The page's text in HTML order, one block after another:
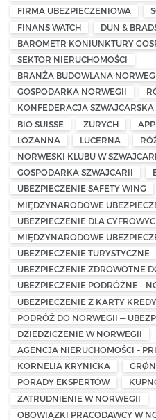
FIRMA UBEZPIECZENIOWA
FINANS WATCH
DUN &
BAROMETR KONIUNKTURY
SEKTOR NIERUCHOMOŚCI
BRANŻA BUDOWLANA
GOSPODARKA NORWEGII
KONFEDERACJA SZWAJCARSKA
BIO SUISSE
ZURYCH
LOZANNA
LUCERNA
NORWESKI KLUBU W
GOSPODARKA SZWAJCARII
UBEZPIECZENIE SAFETY WING
MIĘDZYNARODOWE
UBEZPIECZENIE DLA
MIĘDZYNARODOWE
UBEZPIECZENIE TURYSTYCZNE
UBEZPIECZENIE ZDROWOTNE
UBEZPIECZENIE PODRÓŻNE –
UBEZPIECZENIE Z KARTY
PODRÓŻ DO NORWEGII —
DZIEDZICZENIE W NORWEGII
AGENCJA NIERUCHOMOŚCI –
KORNELIA KRYNICKA
PORADY EKSPERTÓW
ZATRUDNIENIE W NORWEGII
OBOWIĄZKI PRACODAWCY W